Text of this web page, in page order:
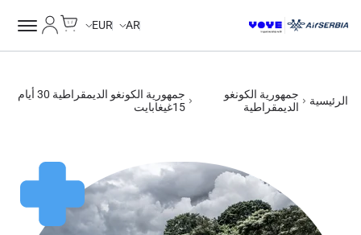
AR
EUR
الرئيسية
جمهورية الكونغو
الديمقراطية
جمهورية الكونغو الديمقراطية 30 أيام
15غيغابايت